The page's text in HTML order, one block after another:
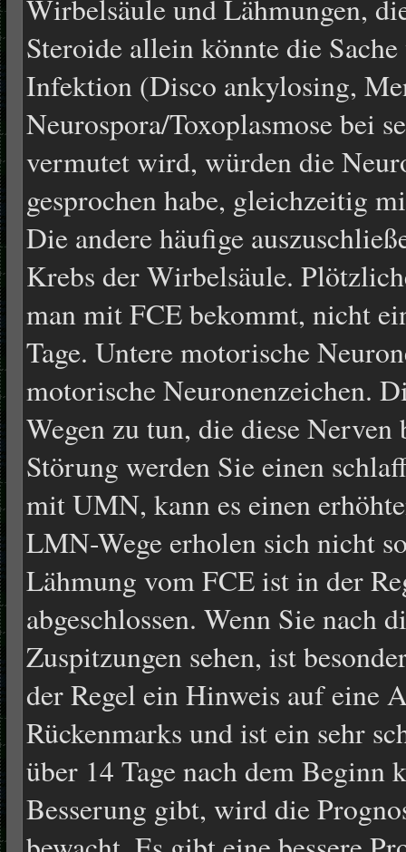
Wirbelsäule und Lähmungen,
Steroide allein könnte die
Infektion (Disco ankylosing,
Neurospora/Toxoplasmose bei
vermutet wird, würden die
gesprochen habe, gleichzeitig
Die andere häufige
Krebs der Wirbelsäule.
man mit FCE bekommt, nicht
Tage. Untere motorische
motorische Neuronenzeichen.
Wegen zu tun, die diese
Störung werden Sie einen
mit UMN, kann es einen
LMN-Wege erholen sich nicht
Lähmung vom FCE ist in der
abgeschlossen. Wenn Sie nach
Zuspitzungen sehen, ist
der Regel ein Hinweis auf eine
Rückenmarks und ist ein sehr
über 14 Tage nach dem Beginn
Besserung gibt, wird die